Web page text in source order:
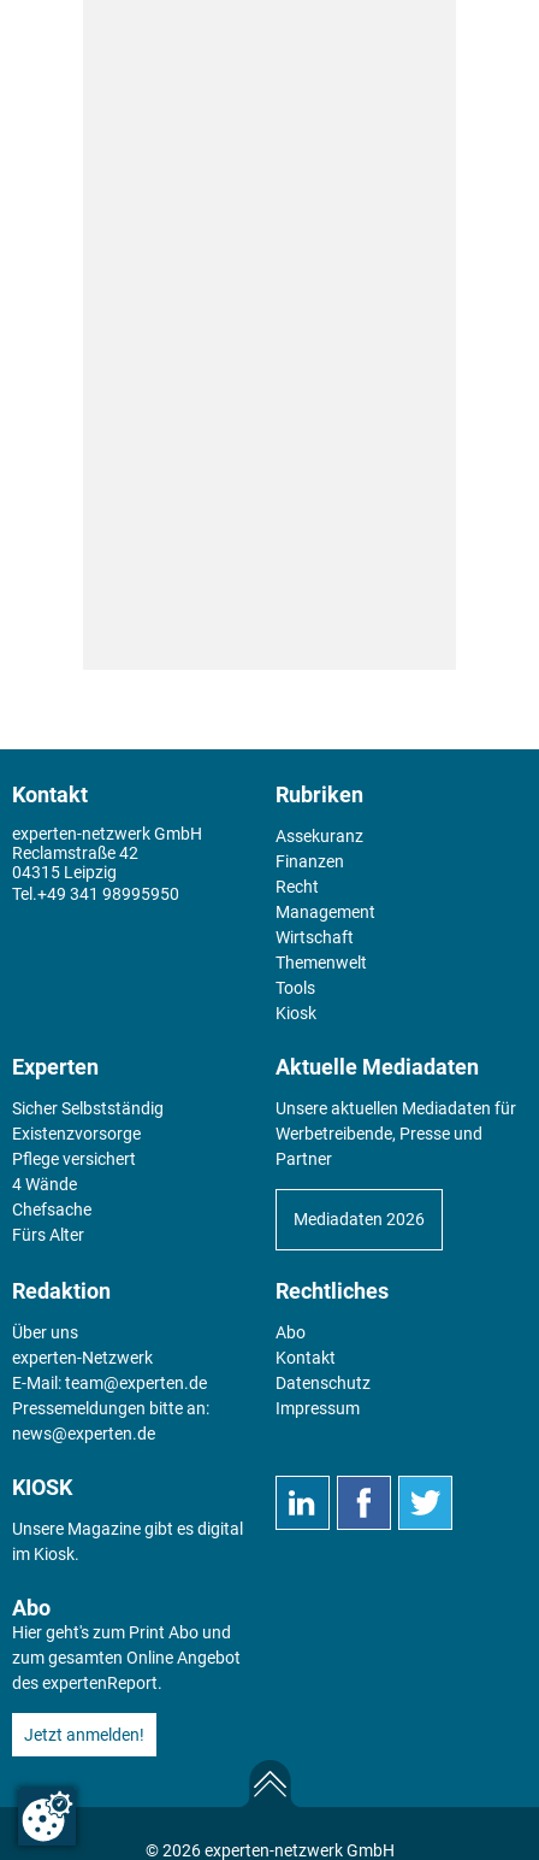
Kontakt
experten-netzwerk GmbH
Reclamstraße 42
04315 Leipzig
+49 341 98995950
Rubriken
Assekuranz
Finanzen
Recht
Management
Wirtschaft
Themenwelt
Tools
Kiosk
Experten
Sicher Selbstständig
Existenz­vorsorge
Pflege versichert
4 Wände
Chefsache
Fürs Alter
Aktuelle Mediadaten
Unsere aktuellen Mediadaten für
Werbetreibende, Presse und
Partner
Mediadaten 2026
Redaktion
Über uns
experten-Netzwerk
E-Mail:team@experten.de
Pressemeldungen bitte an:
news@experten.de
Rechtliches
Abo
Kontakt
Datenschutz
Impressum
KIOSK
Unsere Magazine gibt es digital
im Kiosk.
Abo
Hier geht's zum Print Abo und
zum gesamten Online Angebot
des expertenReport.
Jetzt anmelden!
© 2026 experten-netzwerk GmbH